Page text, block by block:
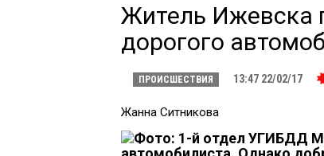
Житель Ижевска
дорогого
ПРОИСШЕСТВИЯ 13:47 22/02/17
Жанна Ситникова